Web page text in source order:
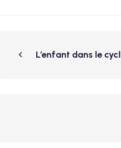
L’enfant dans le